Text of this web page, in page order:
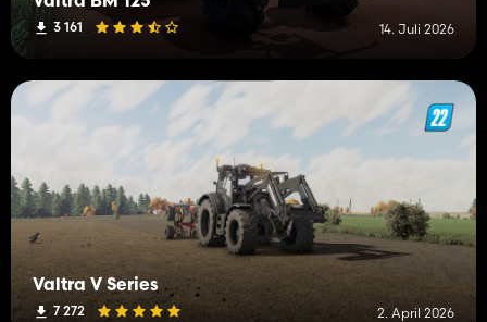
3 161 14. Juli 2026
Valtra V Series
7 272 2. April 2026